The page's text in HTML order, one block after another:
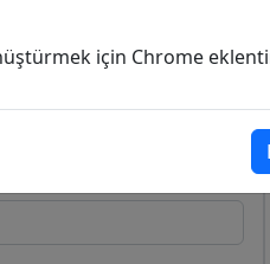
için Chrome